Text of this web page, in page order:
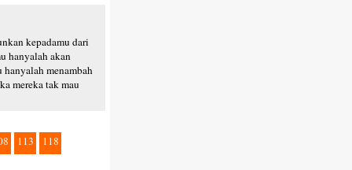
kepadamu dari
hanyalah akan
menambah
mereka tak mau
113 118